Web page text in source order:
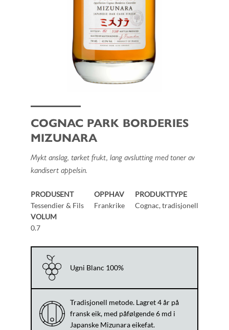
COGNAC PARK BORDERIES
MIZUNARA
Mykt anslag, tørket frukt, lang avslutting med toner av
kandisert appelsin.
PRODUSENT
Tessendier & Fils
OPPHAV
Frankrike
PRODUKTTYPE
Cognac, tradisjonell
VOLUM
0.7
Ugni Blanc 100%
Tradisjonell metode. Lagret 4 år på
fransk eik, med påfølgende 6 md i
Japanske Mizunara eikefat.